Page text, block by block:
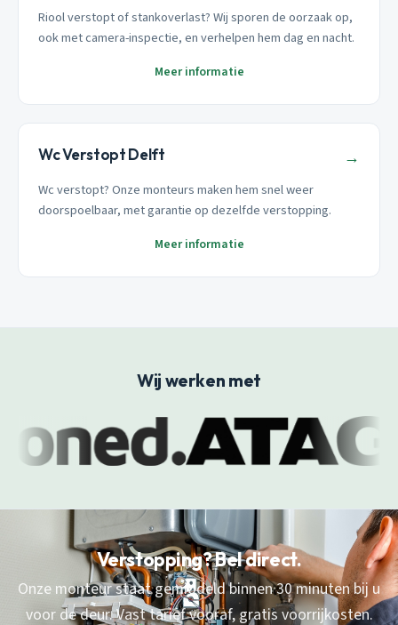
Riool verstopt of stankoverlast? Wij sporen de oorzaak op,
ook met camera-inspectie, en verhelpen hem dag en nacht.
Meer informatie
Wc Verstopt Delft →
Wc verstopt? Onze monteurs maken hem snel weer
doorspoelbaar, met garantie op dezelfde verstopping.
Meer informatie
Wij werken met
Verstopping? Bel direct.
Onze monteur staat gemiddeld binnen 30 minuten bij u
voor de deur. Vast tarief vooraf, gratis voorrijkosten.